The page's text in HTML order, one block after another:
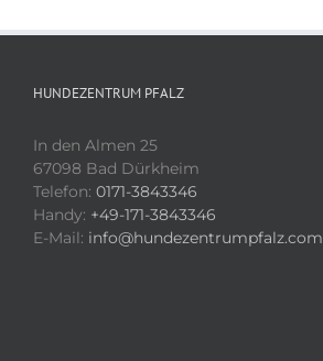
HUNDEZENTRUM PFALZ
In den Almen 25
67098 Bad Dürkheim
Telefon: 0171-3843346
Handy: +49-171-3843346
E-Mail: info@hundezentrumpfalz.com